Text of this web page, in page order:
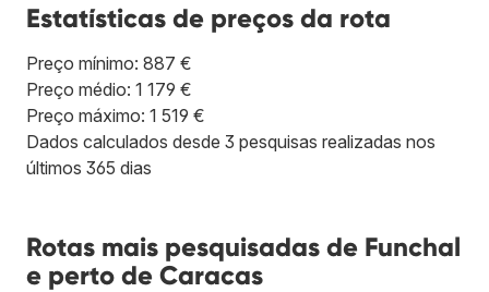
Estatísticas de preços da rota
Preço mínimo: 887 €
Preço médio: 1 179 €
Preço máximo: 1 519 €
Dados calculados desde 3 pesquisas realizadas nos
últimos 365 dias
Rotas mais pesquisadas de Funchal
e perto de Caracas